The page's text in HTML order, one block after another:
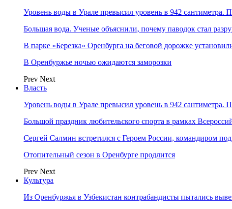
Уровень воды в Урале превысил уровень в 942 сантиметра.
Большая вода. Ученые объяснили, почему паводок стал
В парке «Березка» Оренбурга на беговой дорожке
В Оренбуржье ночью ожидаются заморозки
Prev Next
Власть
Уровень воды в Урале превысил уровень в 942 сантиметра.
Большой праздник любительского спорта в рамках
Сергей Салмин встретился с Героем России, командиром
Отопительный сезон в Оренбурге продлится
Prev Next
Культура
Из Оренбуржья в Узбекистан контрабандисты пытались